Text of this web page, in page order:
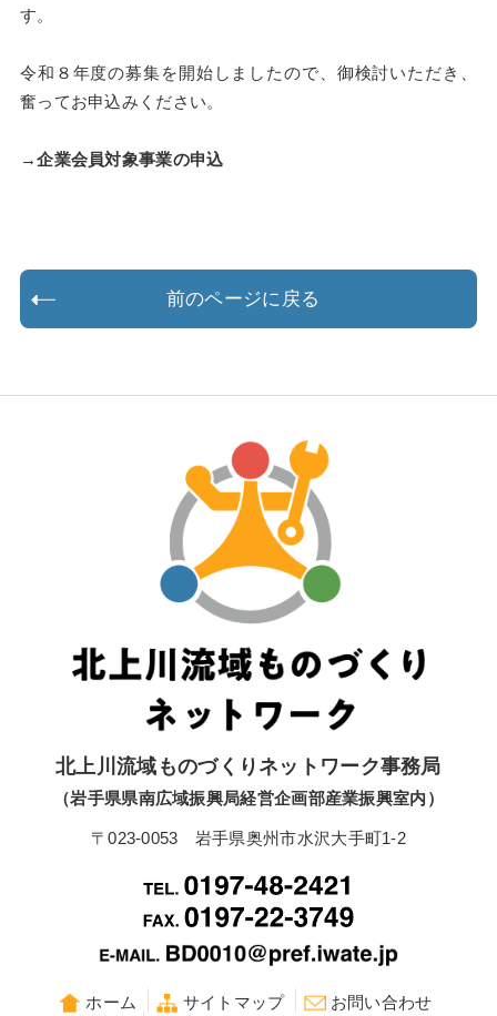
す。
令和８年度の募集を開始しましたので、御検討いただき、
奮ってお申込みください。
→企業会員対象事業の申込
前のページに戻る
北上川流域ものづくりネットワーク事務局
（岩手県県南広域振興局経営企画部産業振興室内）
〒023-0053 岩手県奥州市水沢大手町1-2
ホーム サイトマップ お問い合わせ